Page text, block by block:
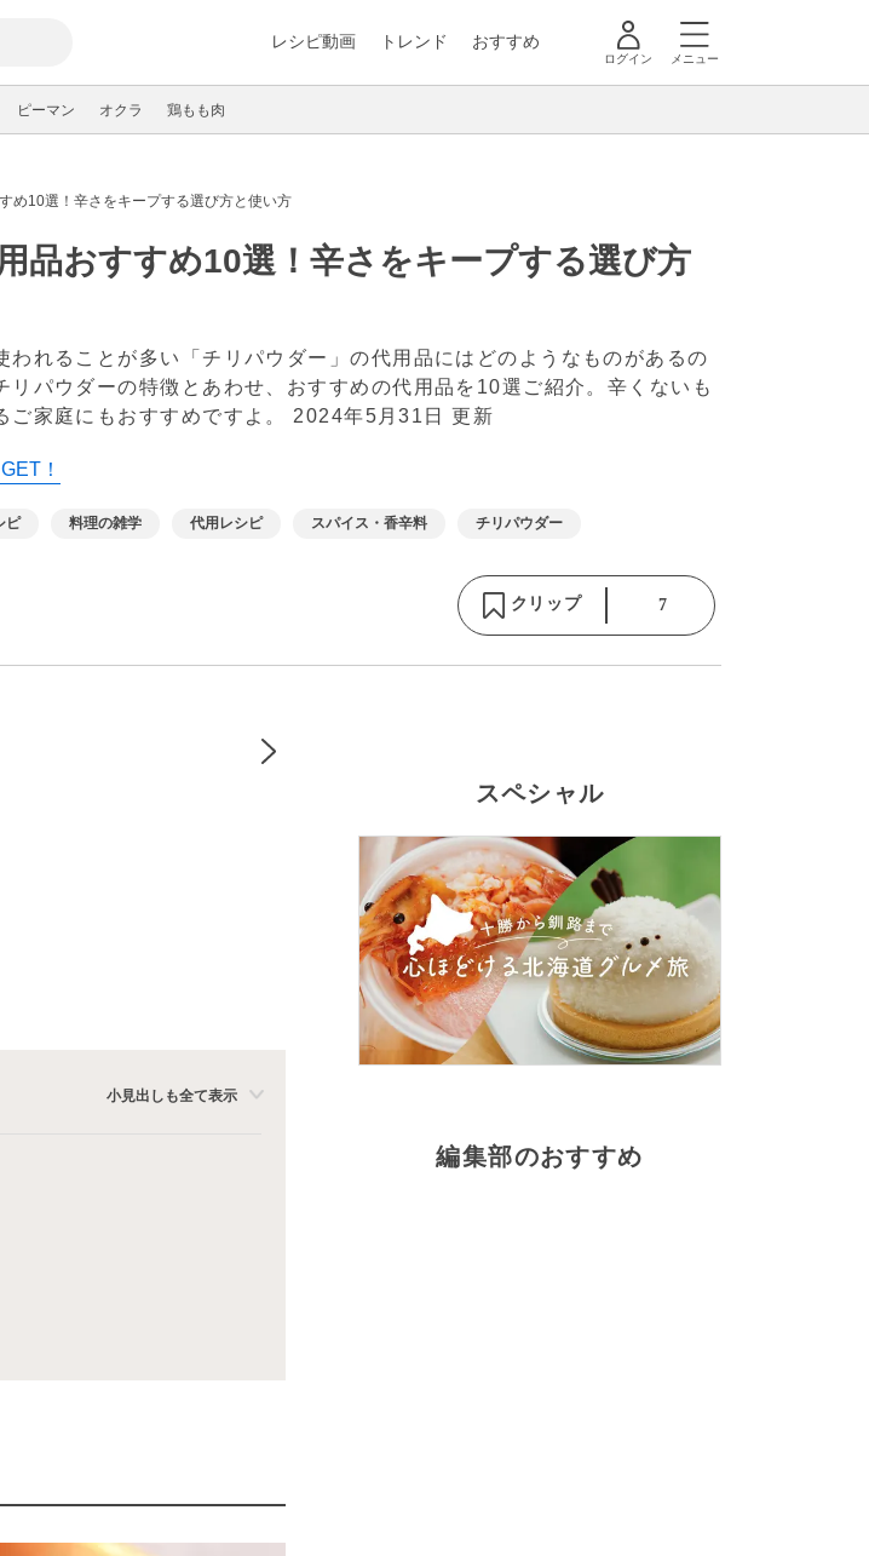
レシピ動画 トレンド おすすめ
ログイン メニュー
ピーマン オクラ 鶏もも肉
め10選！辛さをキープする選び方と使い方
品おすすめ10選！辛さをキープする選び方
われることが多い「チリパウダー」の代用品にはどのようなものがあるの
リパウダーの特徴とあわせ、おすすめの代用品を10選ご紹介。辛くないも
ご家庭にもおすすめですよ。 2024年5月31日 更新
！
ピ 料理の雑学 代用レシピ スパイス・香辛料 チリパウダー
クリップ 7
小見出しも全て表示
スペシャル
編集部のおすすめ